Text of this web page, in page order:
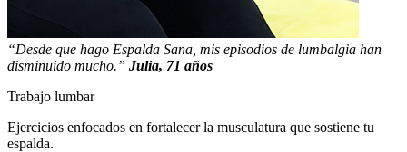
“Desde que hago Espalda Sana, mis episodios de lumbalgia han
disminuido mucho.” Julia, 71 años
Trabajo lumbar
Ejercicios enfocados en fortalecer la musculatura que sostiene tu
espalda.